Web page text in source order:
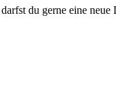
du gerne eine neue